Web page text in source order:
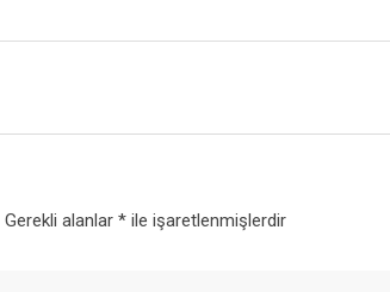
Gerekli alanlar *ile işaretlenmişlerdir